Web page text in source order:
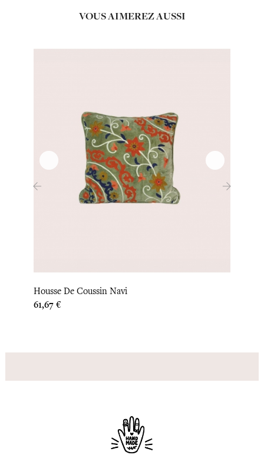
VOUS AIMEREZ AUSSI
Housse De Coussin Navi
Prix
61,67 €